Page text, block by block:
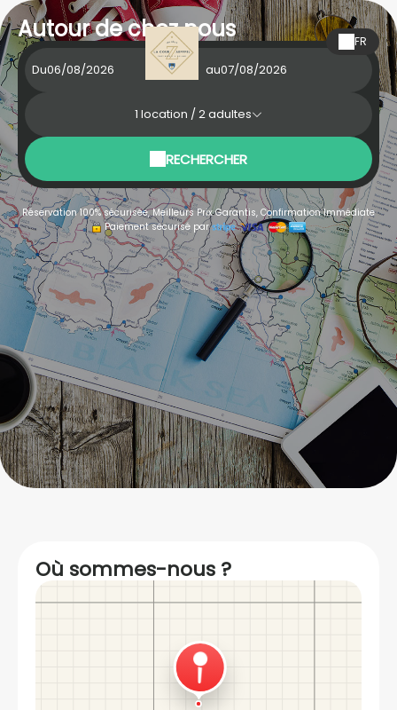
FR
Autour de chez nous
Du au
1 location /2adultes
RECHERCHER
Réservation 100% sécurisée, Meilleurs Prix Garantis, Confirmation Immédiate
Paiement sécurisé par
Où sommes-nous ?